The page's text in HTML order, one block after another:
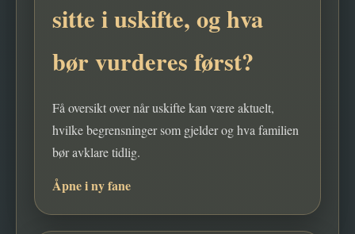
sitte i uskifte, og hva
bør vurderes først?
Få oversikt over når uskifte kan være aktuelt,
hvilke begrensninger som gjelder og hva familien
bør avklare tidlig.
Åpne i ny fane